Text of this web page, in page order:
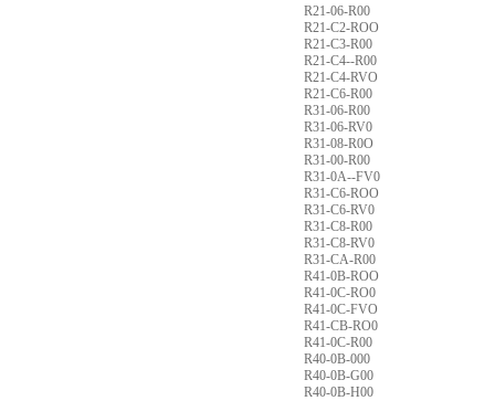
R21-06-R00
R21-C2-ROO
R21-C3-R00
R21-C4--R00
R21-C4-RVO
R21-C6-R00
R31-06-R00
R31-06-RV0
R31-08-R0O
R31-00-R00
R31-0A--FV0
R31-C6-ROO
R31-C6-RV0
R31-C8-R00
R31-C8-RV0
R31-CA-R00
R41-0B-ROO
R41-0C-RO0
R41-0C-FVO
R41-CB-RO0
R41-0C-R00
R40-0B-000
R40-0B-G00
R40-0B-H00